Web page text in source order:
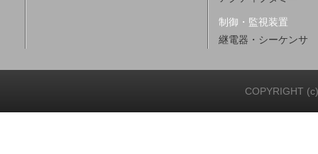
制御・監視装置
継電器・シーケンサ
COPYRIGHT